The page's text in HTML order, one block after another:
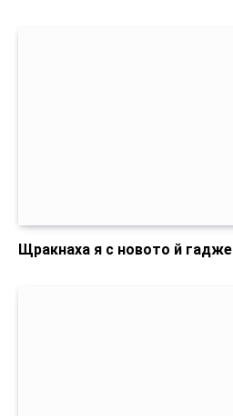
Щракнаха я с новото й гадже